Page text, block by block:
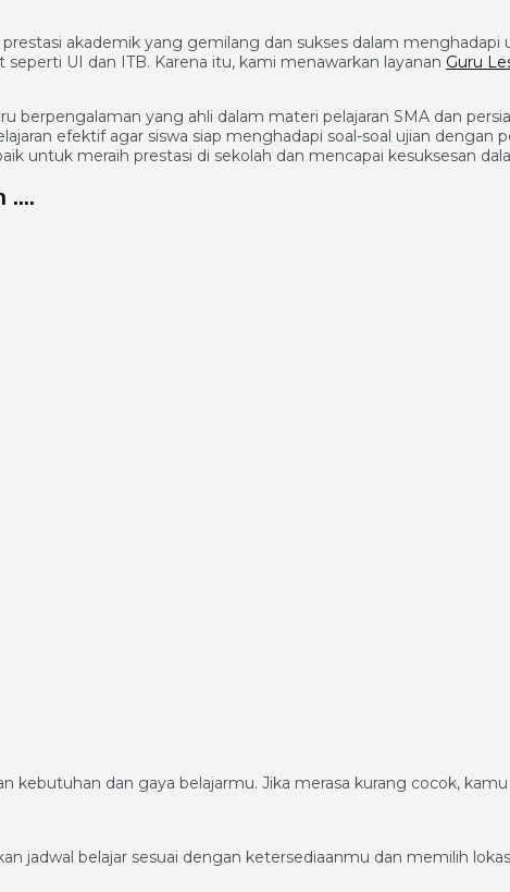
akademik yang gemilang dan sukses dalam menghadapi
UI dan ITB. Karena itu, kami menawarkan layanan Guru
berpengalaman yang ahli dalam materi pelajaran SMA dan
efektif agar siswa siap menghadapi soal-soal ujian dengan
untuk meraih prestasi di sekolah dan mencapai kesuksesan
kebutuhan dan gaya belajarmu. Jika merasa kurang cocok,
jadwal belajar sesuai dengan ketersediaanmu dan memilih